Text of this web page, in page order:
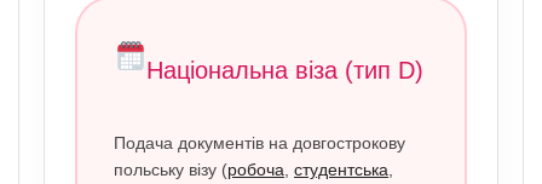
Національна віза (тип D)
Подача документів на довгострокову
польську візу (робоча студентська